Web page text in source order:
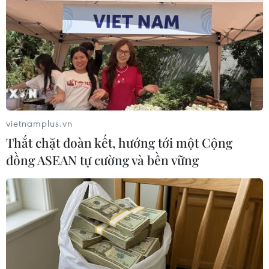
trong vụ vượt biển ồ ạt vào Ceuta
06/08/2026 16:03
Đức tuyên án chung thân đối tượng
gây vụ lao xe vào đám đông ở
Munich
06/08/2026 15:57
tải kết nối châu Á qua Ấn Độ Dương
06/08/2026 15:34
Italy và Hy Lạp trở thành điểm nóng
vietnamplus.vn
Thắt chặt đoàn kết, hướng tới một Cộng
đồng ASEAN tự cường và bền vững